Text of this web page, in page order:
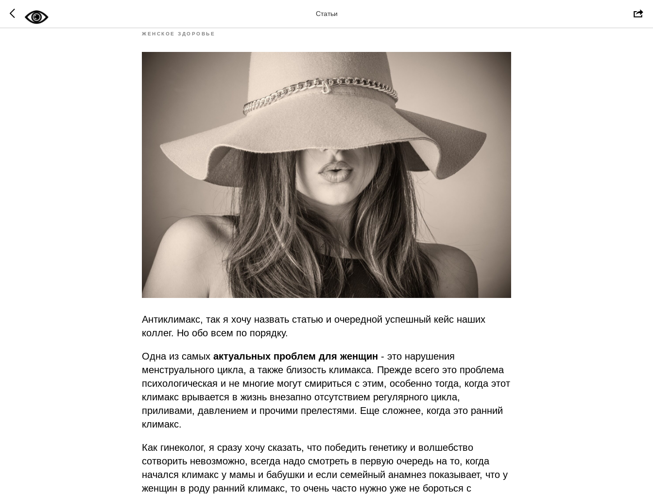
Статьи
ЖЕНСКОЕ ЗДОРОВЬЕ
Антиклимакс, так я хочу назвать статью и очередной успешный кейс наших
коллег. Но обо всем по порядку.
Одна из самых актуальных проблем для женщин - это нарушения
менструального цикла, а также близость климакса. Прежде всего это проблема
психологическая и не многие могут смириться с этим, особенно тогда, когда этот
климакс врывается в жизнь внезапно отсутствием регулярного цикла,
приливами, давлением и прочими прелестями. Еще сложнее, когда это ранний
климакс.
Как гинеколог, я сразу хочу сказать, что победить генетику и волшебство
сотворить невозможно, всегда надо смотреть в первую очередь на то, когда
начался климакс у мамы и бабушки и если семейный анамнез показывает, что у
женщин в роду ранний климакс, то очень часто нужно уже не бороться с